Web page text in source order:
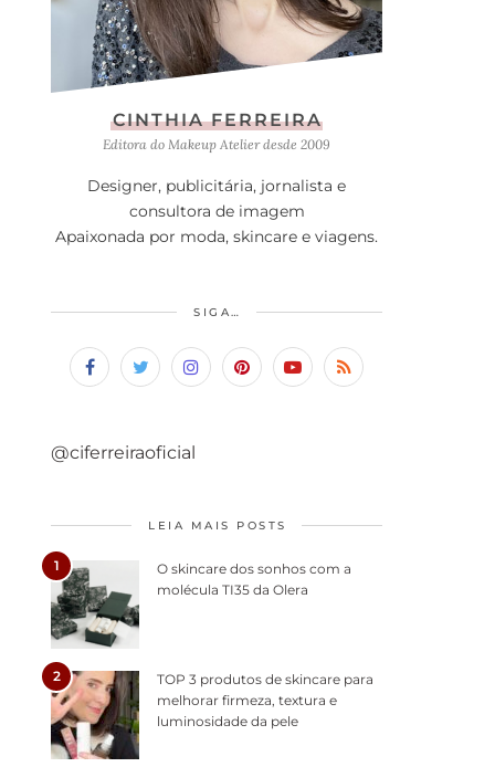
CINTHIA FERREIRA
Editora do Makeup Atelier desde 2009
Designer, publicitária, jornalista e
consultora de imagem
Apaixonada por moda, skincare e viagens.
SIGA…
@ciferreiraoficial
LEIA MAIS POSTS
1
O skincare dos sonhos com a
molécula TI35 da Olera
2
TOP 3 produtos de skincare para
melhorar firmeza, textura e
luminosidade da pele